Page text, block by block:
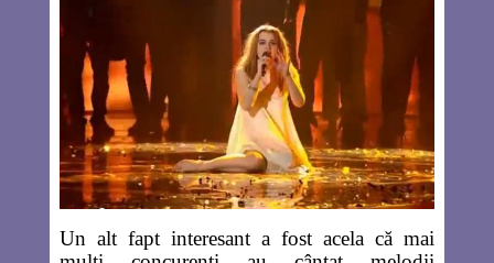
Un alt fapt interesant a fost acela că mai